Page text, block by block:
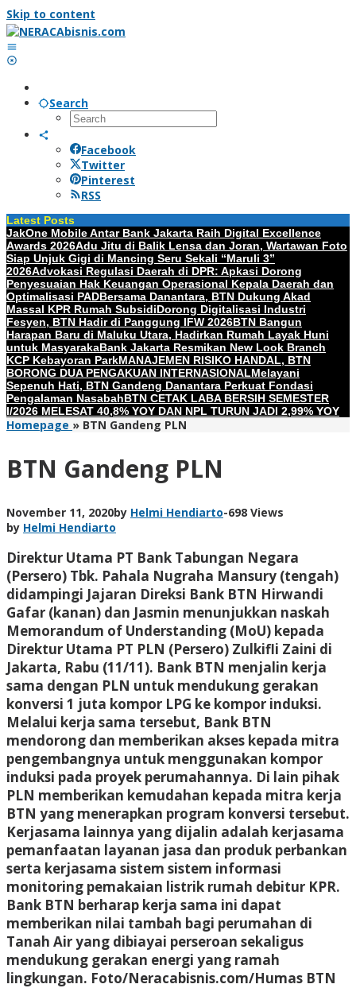
Skip to content
Search
Facebook
Twitter
Pinterest
RSS
Latest Posts
JakOne Mobile Antar Bank Jakarta Raih Digital Excellence
Awards 2026Adu Jitu di Balik Lensa dan Joran, Wartawan Foto
Siap Unjuk Gigi di Mancing Seru Sekali “Maruli 3”
2026Advokasi Regulasi Daerah di DPR: Apkasi Dorong
Penyesuaian Hak Keuangan Operasional Kepala Daerah dan
Optimalisasi PADBersama Danantara, BTN Dukung Akad
Massal KPR Rumah SubsidiDorong Digitalisasi Industri
Fesyen, BTN Hadir di Panggung IFW 2026BTN Bangun
Harapan Baru di Maluku Utara, Hadirkan Rumah Layak Huni
untuk MasyarakaBank Jakarta Resmikan New Look Branch
KCP Kebayoran ParkMANAJEMEN RISIKO HANDAL, BTN
BORONG DUA PENGAKUAN INTERNASIONALMelayani
Sepenuh Hati, BTN Gandeng Danantara Perkuat Fondasi
Pengalaman NasabahBTN CETAK LABA BERSIH SEMESTER
I/2026 MELESAT 40,8% YOY DAN NPL TURUN JADI 2,99% YOY
Homepage » BTN Gandeng PLN
BTN Gandeng PLN
November 11, 2020by Helmi Hendiarto-698 Views
by Helmi Hendiarto
Direktur Utama PT Bank Tabungan Negara
(Persero) Tbk. Pahala Nugraha Mansury (tengah)
didampingi Jajaran Direksi Bank BTN Hirwandi
Gafar (kanan) dan Jasmin menunjukkan naskah
Memorandum of Understanding (MoU) kepada
Direktur Utama PT PLN (Persero) Zulkifli Zaini di
Jakarta, Rabu (11/11). Bank BTN menjalin kerja
sama dengan PLN untuk mendukung gerakan
konversi 1 juta kompor LPG ke kompor induksi.
Melalui kerja sama tersebut, Bank BTN
mendorong dan memberikan akses kepada mitra
pengembangnya untuk menggunakan kompor
induksi pada proyek perumahannya. Di lain pihak
PLN memberikan kemudahan kepada mitra kerja
BTN yang menerapkan program konversi tersebut.
Kerjasama lainnya yang dijalin adalah kerjasama
pemanfaatan layanan jasa dan produk perbankan
serta kerjasama sistem sistem informasi
monitoring pemakaian listrik rumah debitur KPR.
Bank BTN berharap kerja sama ini dapat
memberikan nilai tambah bagi perumahan di
Tanah Air yang dibiayai perseroan sekaligus
mendukung gerakan energi yang ramah
lingkungan. Foto/Neracabisnis.com/Humas BTN